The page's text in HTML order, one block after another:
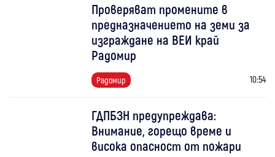
Проверяват промените в
предназначението на земи за
изграждане на ВЕИ край
Радомир
Радомир 10:54
ГДПБЗН предупреждава:
Внимание, горещо време и
висока опасност от пожари